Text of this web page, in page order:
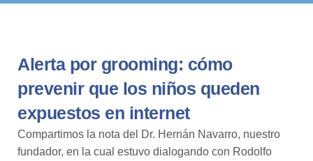
Alerta por grooming: cómo
prevenir que los niños queden
expuestos en internet
Compartimos la nota del Dr. Hernán Navarro, nuestro
fundador, en la cual estuvo dialogando con Rodolfo